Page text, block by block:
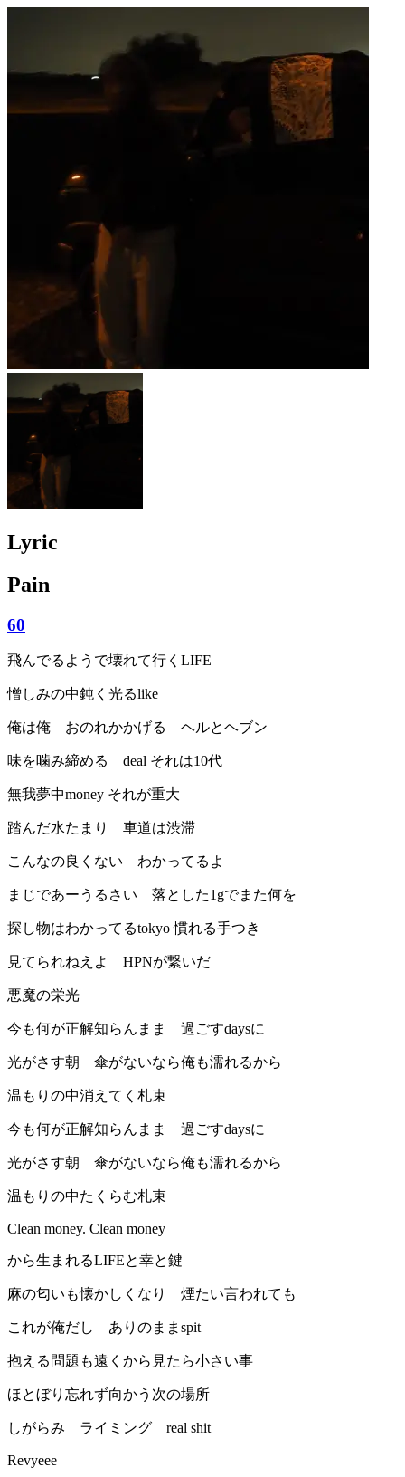
Lyric
Pain
60
飛んでるようで壊れて行くLIFE
憎しみの中鈍く光るlike
俺は俺 おのれかかげる ヘルとヘブン
味を噛み締める deal それは10代
無我夢中money それが重大
踏んだ水たまり 車道は渋滞
こんなの良くない わかってるよ
まじであーうるさい 落とした1gでまた何を
探し物はわかってるtokyo 慣れる手つき
見てられねえよ HPNが繋いだ
悪魔の栄光
今も何が正解知らんまま 過ごすdaysに
光がさす朝 傘がないなら俺も濡れるから
温もりの中消えてく札束
今も何が正解知らんまま 過ごすdaysに
光がさす朝 傘がないなら俺も濡れるから
温もりの中たくらむ札束
Clean money. Clean money
から生まれるLIFEと幸と鍵
麻の匂いも懐かしくなり 煙たい言われても
これが俺だし ありのままspit
抱える問題も遠くから見たら小さい事
ほとぼり忘れず向かう次の場所
しがらみ ライミング real shit
Revyeee